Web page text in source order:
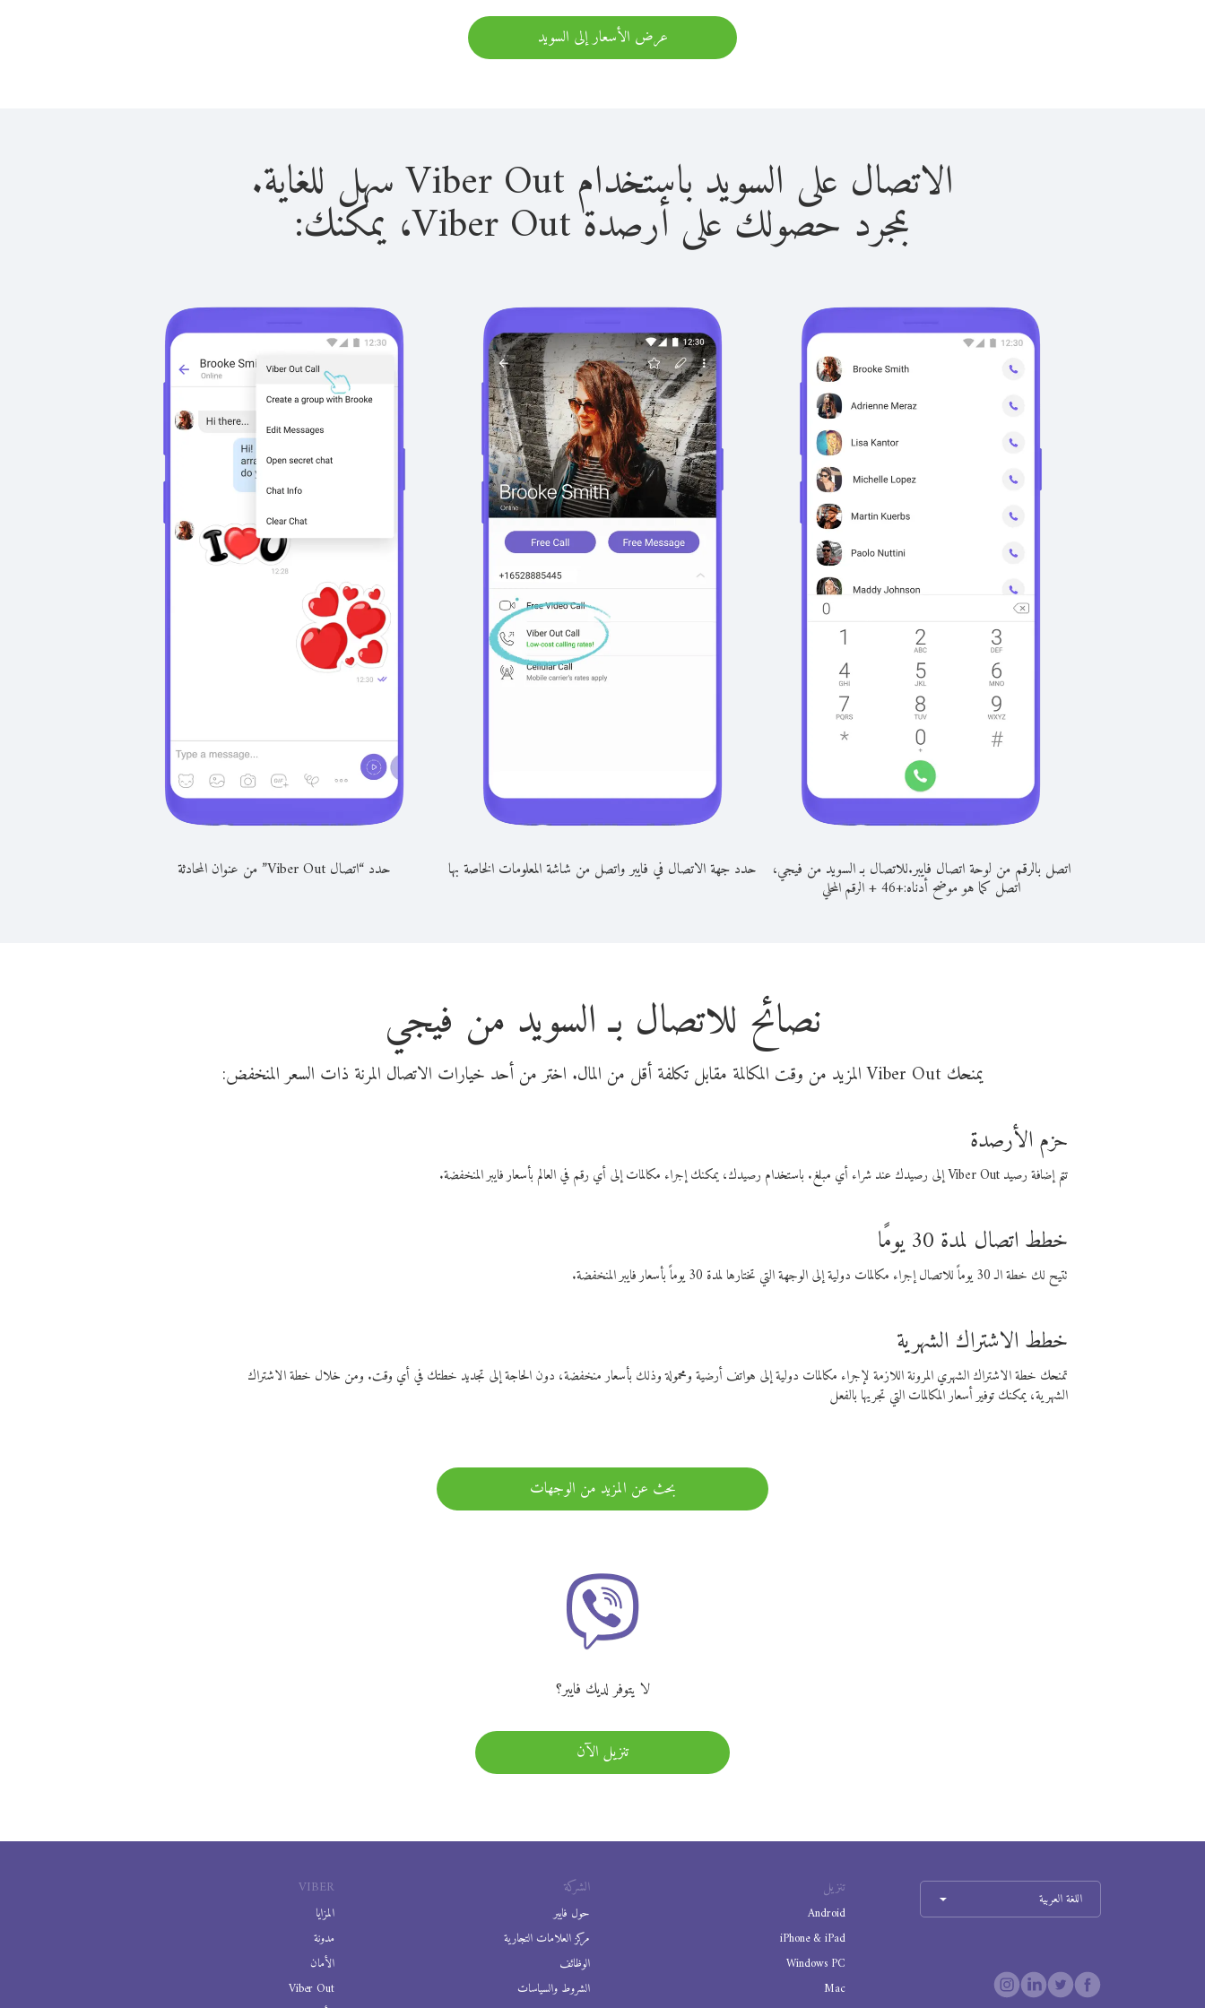
عرض الأسعار إلى السويد
الاتصال على السويد باستخدام Viber Out سهل للغاية.
بمجرد حصولك على أرصدة Viber Out، يمكنك:
اتصل بالرقم من لوحة اتصال فايبر.للاتصال بـ السويد من فيجي،
اتصل كما هو موضح أدناه:+
46
+الرقم المحلي
حدد جهة الاتصال في فايبر واتصل من شاشة المعلومات الخاصة بها حدد “اتصال Viber Out” من عنوان المحادثة
نصائح للاتصال بـ السويد من فيجي
يمنحك Viber Out المزيد من وقت المكالمة مقابل تكلفة أقل من المال. اختر من أحد خيارات الاتصال المرنة ذات السعر المنخفض:
حزم الأرصدة
تتم إضافة رصيد Viber Out إلى رصيدك عند شراء أي مبلغ. باستخدام رصيدك، يمكنك إجراء مكالمات إلى أي رقم في العالم بأسعار فايبر المنخفضة.
خطط اتصال لمدة 30 يومًا
تتيح لك خطة الـ 30 يوماً للاتصال إجراء مكالمات دولية إلى الوجهة التي تختارها لمدة 30 يوماً بأسعار فايبر المنخفضة.
خطط الاشتراك الشهرية
تمنحك خطة الاشتراك الشهري المرونة اللازمة لإجراء مكالمات دولية إلى هواتف أرضية ومحمولة وذلك بأسعار منخفضة، دون الحاجة إلى تجديد خطتك في أي وقت. ومن خلال خطة الاشتراك
الشهرية، يمكنك توفير أسعار المكالمات التي تجريها بالفعل
بحث عن المزيد من الوجهات
لا يتوفر لديك فايبر؟
تنزيل الآن
VIBER
المزايا
مدونة
الأمان
Viber Out
الشركة
حول فايبر
مركز العلامات التجارية
الوظائف
الشروط والسياسات
تنزيل
Android
iPhone & iPad
Windows PC
Mac
اللغة العربية